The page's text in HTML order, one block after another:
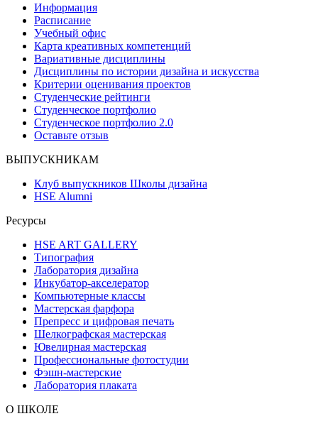
Информация
Расписание
Учебный офис
Карта креативных компетенций
Вариативные дисциплины
Дисциплины по истории дизайна и искусства
Критерии оценивания проектов
Студенческие рейтинги
Студенческое портфолио
Студенческое портфолио 2.0
Оставьте отзыв
ВЫПУСКНИКАМ
Клуб выпускников Школы дизайна
HSE Alumni
Ресурсы
HSE ART GALLERY
Типография
Лаборатория дизайна
Инкубатор-акселератор
Компьютерные классы
Мастерская фарфора
Препресс и цифровая печать
Шелкографская мастерская
Ювелирная мастерская
Профессиональные фотостудии
Фэшн-мастерские
Лаборатория плаката
О ШКОЛЕ